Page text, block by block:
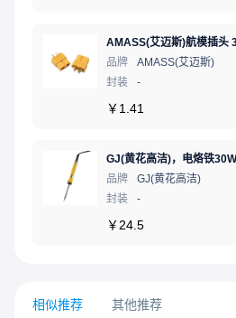
品牌
AMASS(艾迈斯)
封装
-
￥ 1.41
品牌
GJ(黄花高洁)
封装
-
￥ 24.5
相似推荐 其他推荐